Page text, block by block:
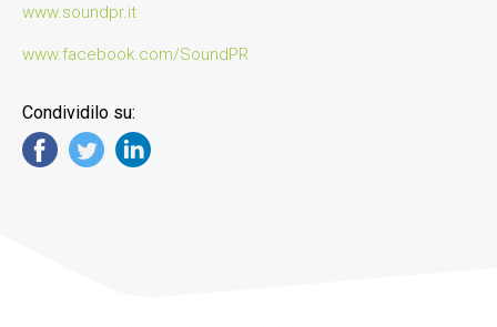
www.soundpr.it
www.facebook.com/SoundPR
Condividilo su: